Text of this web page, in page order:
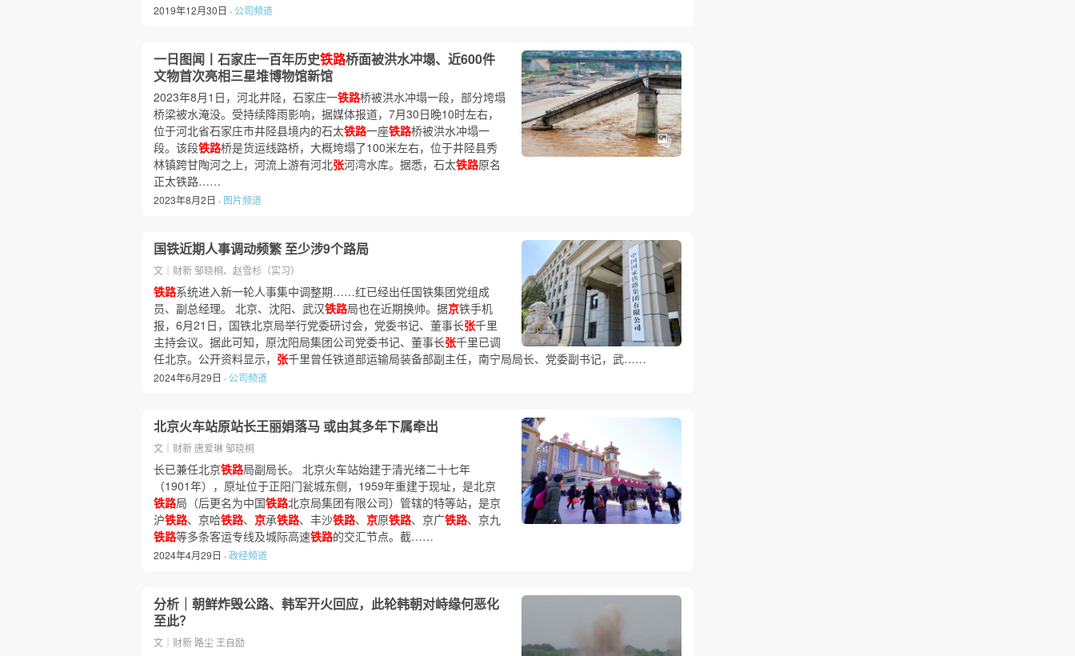
2019年12月30日 · 公司频道
一日图闻丨石家庄一百年历史铁路桥面被洪水冲塌、近600件
文物首次亮相三星堆博物馆新馆
2023年8月1日，河北井陉，石家庄一铁路桥被洪水冲塌一段，部分垮塌
桥梁被水淹没。受持续降雨影响，据媒体报道，7月30日晚10时左右，
位于河北省石家庄市井陉县境内的石太铁路一座铁路桥被洪水冲塌一
段。该段铁路桥是货运线路桥，大概垮塌了100米左右，位于井陉县秀
林镇跨甘陶河之上，河流上游有河北张河湾水库。据悉，石太铁路原名
正太铁路……
2023年8月2日 · 图片频道
国铁近期人事调动频繁 至少涉9个路局
文｜财新 邹晓桐、赵雪杉（实习）
铁路系统进入新一轮人事集中调整期……红已经出任国铁集团党组成
员、副总经理。 北京、沈阳、武汉铁路局也在近期换帅。据京铁手机
报，6月21日，国铁北京局举行党委研讨会，党委书记、董事长张千里
主持会议。据此可知，原沈阳局集团公司党委书记、董事长张千里已调
任北京。公开资料显示， 张千里曾任铁道部运输局装备部副主任，南宁局局长、党委副书记，武……
2024年6月29日 · 公司频道
北京火车站原站长王丽娟落马 或由其多年下属牵出
文｜财新 唐爱琳 邹晓桐
长已兼任北京铁路局副局长。 北京火车站始建于清光绪二十七年
（1901年），原址位于正阳门瓮城东侧，1959年重建于现址，是北京
铁路局（后更名为中国铁路北京局集团有限公司）管辖的特等站，是京
沪铁路、京哈铁路、 京承铁路、丰沙铁路、 京原铁路、京广铁路、京九
铁路等多条客运专线及城际高速铁路的交汇节点。截……
2024年4月29日 ·政经频道
分析｜朝鲜炸毁公路、韩军开火回应，此轮韩朝对峙缘何恶化
至此？
文｜财新 路尘 王自励